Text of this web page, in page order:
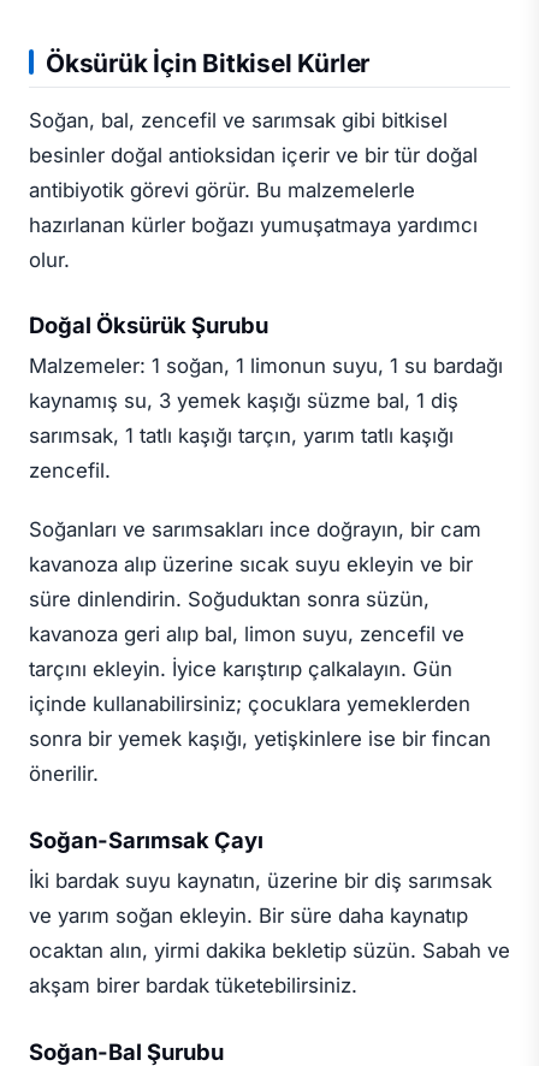
Öksürük İçin Bitkisel Kürler
Soğan, bal, zencefil ve sarımsak gibi bitkisel
besinler doğal antioksidan içerir ve bir tür doğal
antibiyotik görevi görür. Bu malzemelerle
hazırlanan kürler boğazı yumuşatmaya yardımcı
olur.
Doğal Öksürük Şurubu
Malzemeler: 1 soğan, 1 limonun suyu, 1 su bardağı
kaynamış su, 3 yemek kaşığı süzme bal, 1 diş
sarımsak, 1 tatlı kaşığı tarçın, yarım tatlı kaşığı
zencefil.
Soğanları ve sarımsakları ince doğrayın, bir cam
kavanoza alıp üzerine sıcak suyu ekleyin ve bir
süre dinlendirin. Soğuduktan sonra süzün,
kavanoza geri alıp bal, limon suyu, zencefil ve
tarçını ekleyin. İyice karıştırıp çalkalayın. Gün
içinde kullanabilirsiniz; çocuklara yemeklerden
sonra bir yemek kaşığı, yetişkinlere ise bir fincan
önerilir.
Soğan-Sarımsak Çayı
İki bardak suyu kaynatın, üzerine bir diş sarımsak
ve yarım soğan ekleyin. Bir süre daha kaynatıp
ocaktan alın, yirmi dakika bekletip süzün. Sabah ve
akşam birer bardak tüketebilirsiniz.
Soğan-Bal Şurubu